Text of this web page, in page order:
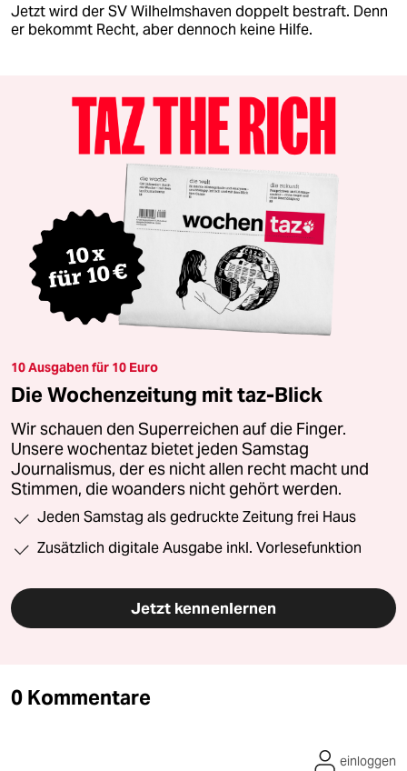
Jetzt wird der SV Wilhelmshaven doppelt bestraft. Denn
er bekommt Recht, aber dennoch keine Hilfe.
10 Ausgaben für 10 Euro
Die Wochenzeitung mit taz-Blick
Wir schauen den Superreichen auf die Finger.
Unsere wochentaz bietet jeden Samstag
Journalismus, der es nicht allen recht macht und
Stimmen, die woanders nicht gehört werden.
Jeden Samstag als gedruckte Zeitung frei Haus
Zusätzlich digitale Ausgabe inkl. Vorlesefunktion
Jetzt kennenlernen
0 Kommentare
einloggen